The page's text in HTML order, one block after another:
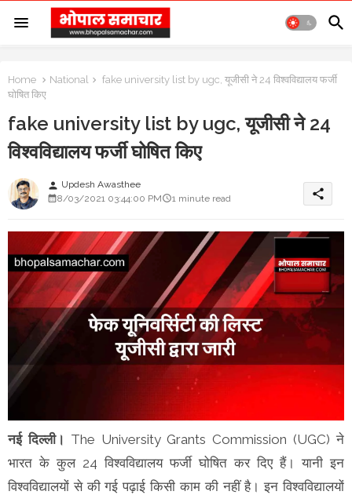
Home National
fake university list by ugc, यूजीसी ने 24 विश्वविद्यालय फर्जी
घोषित किए
fake university list by ugc, यूजीसी ने 24
विश्वविद्यालय फर्जी घोषित किए
person Updesh Awasthee
8/03/2021 03:44:00 PM
1 minute read share
नई दिल्ली। The University Grants Commission (UGC) ने
भारत के कुल 24 विश्वविद्यालय फर्जी घोषित कर दिए हैं। यानी इन
विश्वविद्यालयों से की गई पढ़ाई किसी काम की नहीं है। इन विश्वविद्यालयों